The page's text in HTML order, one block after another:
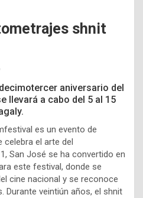
shnit
aniversario del
llevará a cabo del 5 al 15
es un evento de
celebra el arte del
San José se ha convertido en
este festival, donde se
cine nacional y se reconoce
Durante veintiún años, el shnit